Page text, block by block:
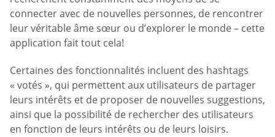
connecter avec de nouvelles personnes, de rencontrer
leur véritable âme sœur ou d’explorer le monde – cette
application fait tout cela!
Certaines des fonctionnalités incluent des hashtags
« votés », qui permettent aux utilisateurs de partager
leurs intérêts et de proposer de nouvelles suggestions,
ainsi que la possibilité de rechercher des utilisateurs
en fonction de leurs intérêts ou de leurs loisirs.